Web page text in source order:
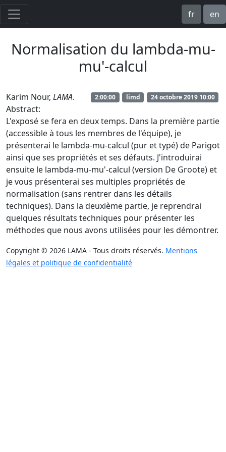
fr en
Normalisation du lambda-mu-
mu'-calcul
Karim Nour, LAMA. 24 octobre 2019 10:00
limd
2:00:00
Abstract:
L'exposé se fera en deux temps. Dans la première partie
(accessible à tous les membres de l'équipe), je
présenterai le lambda-mu-calcul (pur et typé) de Parigot
ainsi que ses propriétés et ses défauts. J'introduirai
ensuite le lambda-mu-mu'-calcul (version De Groote) et
je vous présenterai ses multiples propriétés de
normalisation (sans rentrer dans les détails
techniques). Dans la deuxième partie, je reprendrai
quelques résultats techniques pour présenter les
méthodes que nous avons utilisées pour les démontrer.
Copyright © 2026 LAMA - Tous droits réservés. Mentions
légales et politique de confidentialité